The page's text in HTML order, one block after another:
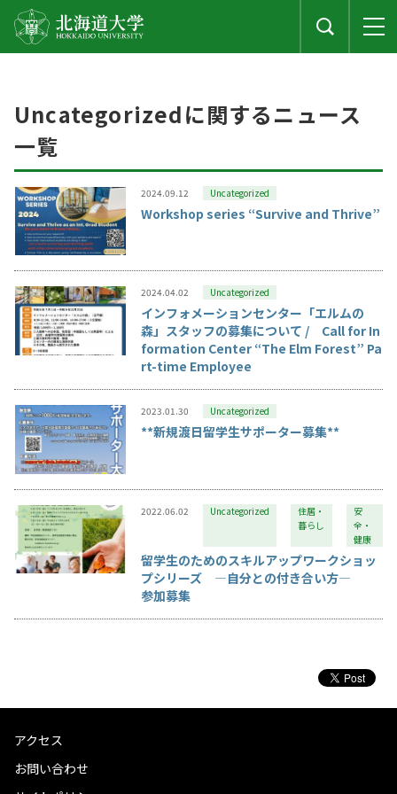
Uncategorizedに関するニュース
一覧
2024.09.12 Uncategorized
Workshop series “Survive and Thrive”
2024.04.02 Uncategorized
インフォメーションセンター「エルムの
森」スタッフの募集について / Call for In
formation Center “The Elm Forest” Pa
rt-time Employee
2023.01.30 Uncategorized
**新規渡日留学生サポーター募集**
2022.06.02 Uncategorized
住居・
暮らし
安
全・
健康
留学生のためのスキルアップワークショッ
プシリーズ ―自分との付き合い方―
参加募集
アクセス
お問い合わせ